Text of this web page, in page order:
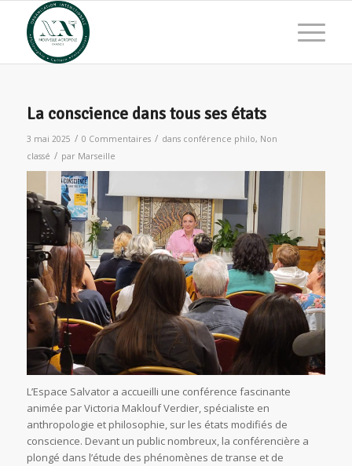
La conscience dans tous ses états
3 mai 2025 / 0 Commentaires / dans conférence philo, Non
classé / par Marseille
L’Espace Salvator a accueilli une conférence fascinante
animée par Victoria Maklouf Verdier, spécialiste en
anthropologie et philosophie, sur les états modifiés de
conscience. Devant un public nombreux, la conférencière a
plongé dans l’étude des phénomènes de transe et de